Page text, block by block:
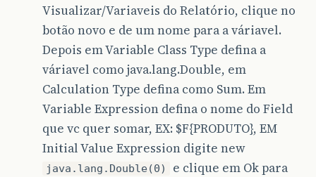
Visualizar/Variaveis do Relatório, clique no
botão novo e de um nome para a váriavel.
Depois em Variable Class Type defina a
váriavel como java.lang.Double, em
Calculation Type defina como Sum. Em
Variable Expression defina o nome do Field
que vc quer somar, EX: $F{PRODUTO}, EM
Initial Value Expression digite new
java.lang.Double(0)
e clique em Ok para